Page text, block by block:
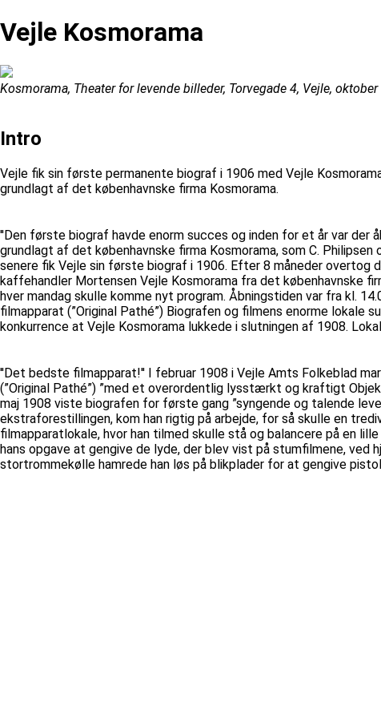
Vejle Kosmorama
Kosmorama, Theater for levende billeder, Torvegade 4, Vejle,
Intro
Vejle fik sin første permanente biograf i 1906 med Vejle
grundlagt af det københavnske firma Kosmorama.
''Den første biograf havde enorm succes og inden for et år var der
grundlagt af det københavnske firma Kosmorama, som C.
senere fik Vejle sin første biograf i 1906. Efter 8 måneder overtog
kaffehandler Mortensen Vejle Kosmorama fra det københavnske
hver mandag skulle komme nyt program. Åbningstiden var fra kl.
filmapparat (”Original Pathé”) Biografen og filmens enorme lokale
konkurrence at Vejle Kosmorama lukkede i slutningen af 1908.
''Det bedste filmapparat!'' I februar 1908 i Vejle Amts Folkeblad
(”Original Pathé”) ”med et overordentlig lysstærkt og kraftigt
maj 1908 viste biografen for første gang ”syngende og talende
ekstraforestillingen, kom han rigtig på arbejde, for så skulle en
filmapparatlokale, hvor han tilmed skulle stå og balancere på en
hans opgave at gengive de lyde, der blev vist på stumfilmene,
stortrommekølle hamrede han løs på blikplader for at gengive